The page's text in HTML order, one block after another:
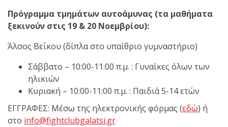
Degree, σε σεμινάριο BJJ
για λίγους, στο Fight Club
Galatsi..!
Πρόγραμμα τμημάτων αυτοάμυνας (τα μαθήματα
ξεκινούν στις 19 & 20 Νοεμβρίου):
Άλσος Βεΐκου (δίπλα στο υπαίθριο γυμναστήριο)
Σάββατο – 10:00-11:00 π.μ. : Γυναίκες όλων των
ηλικιών
Κυριακή – 10:00-11:00 π.μ. : Παιδιά 5-14 ετών
ΕΓΓΡΑΦΕΣ: Μέσω της ηλεκτρονικής φόρμας (εδώ) ή
στο info@fightclubgalatsi.gr